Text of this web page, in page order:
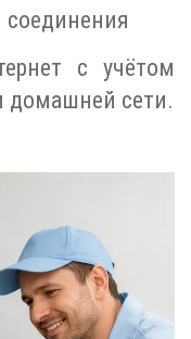
соединения
с учётом
домашней сети.